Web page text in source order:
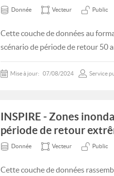
Donnée Vecteur Public
Cette couche de données au
scénario de période de retour 50
Mise à jour: 07/08/2024 Service
INSPIRE - Zones
période de retour
Donnée Vecteur Public
Cette couche de données